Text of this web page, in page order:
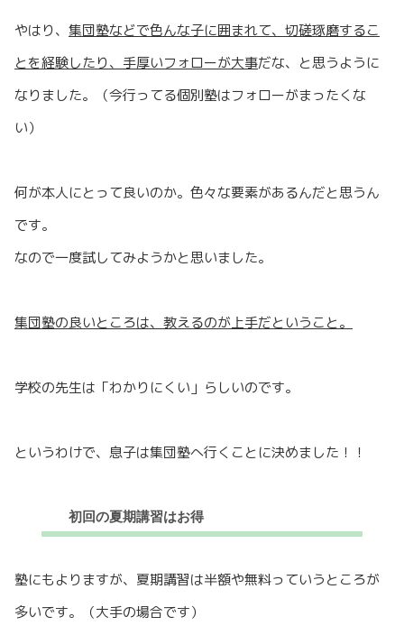
やはり、 集団塾などで色んな子に囲まれて、切磋琢磨するこ
とを経験したり、手厚いフォローが大事だな、と思うように
なりました。（今行ってる個別塾はフォローがまったくな
い）
何が本人にとって良いのか。色々な要素があるんだと思うん
です。
なので一度試してみようかと思いました。
集団塾の良いところは、教えるのが上手だということ。
学校の先生は「わかりにくい」らしいのです。
というわけで、息子は集団塾へ行くことに決めました！！
初回の夏期講習はお得
塾にもよりますが、夏期講習は半額や無料っていうところが
多いです。（大手の場合です）